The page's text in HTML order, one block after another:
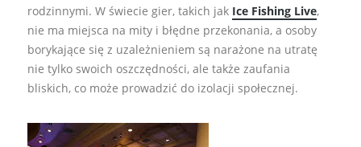
rodzinnymi. W świecie gier, takich jak Ice Fishing Live,
nie ma miejsca na mity i błędne przekonania, a osoby
borykające się z uzależnieniem są narażone na utratę
nie tylko swoich oszczędności, ale także zaufania
bliskich, co może prowadzić do izolacji społecznej.